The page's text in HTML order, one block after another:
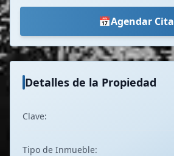
📅Agendar Cita
Detalles de la Propiedad
Clave:
Tipo de Inmueble: